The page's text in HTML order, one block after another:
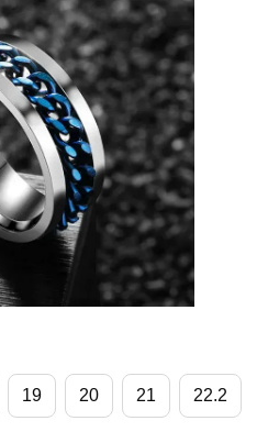
19 20 21 22.2